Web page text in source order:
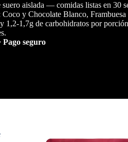
aislada — comidas listas en 30
y Chocolate Blanco,
1,2-1,7g de carbohidratos por
Pago seguro